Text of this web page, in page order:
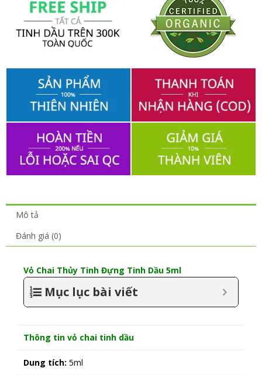
Mô tả
Đánh giá (0)
Vỏ Chai Thủy Tinh Đựng Tinh Dầu 5ml
Mục lục bài viết
Thông tin vỏ chai tinh dầu
Dung tích: 5ml